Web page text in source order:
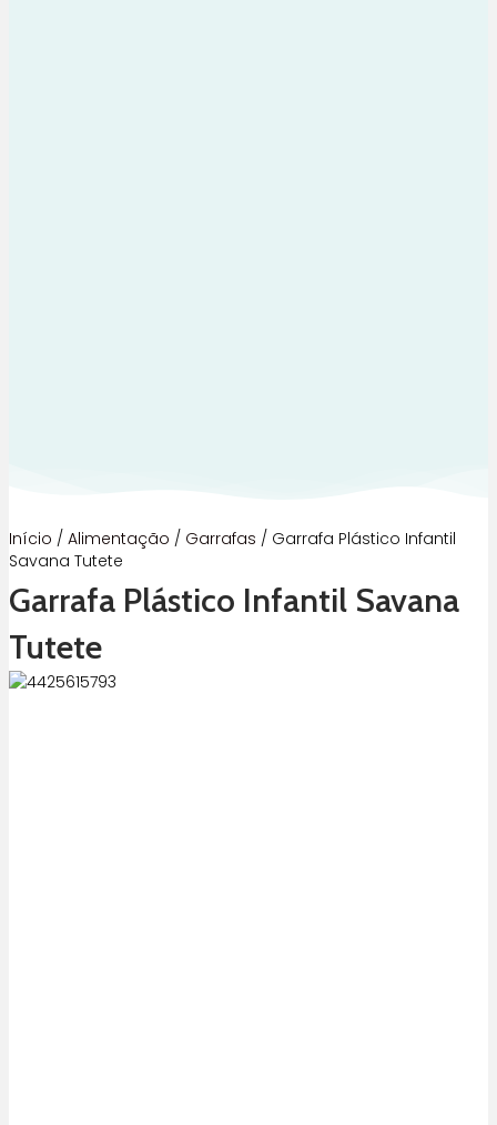
Início / Alimentação / Garrafas / Garrafa Plástico Infantil
Savana Tutete
Garrafa Plástico Infantil Savana
Tutete